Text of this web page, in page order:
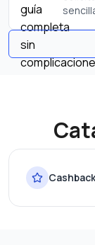
Cashback